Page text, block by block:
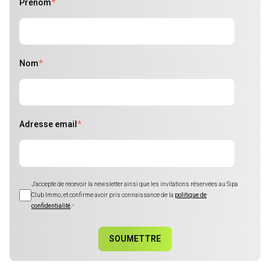
Prénom*
Nom*
Adresse email *
J'accepte de recevoir la newsletter ainsi que les invitations réservées au Sipa
Club Immo, et confirme avoir pris connaissance de la politique de
confidentialité*